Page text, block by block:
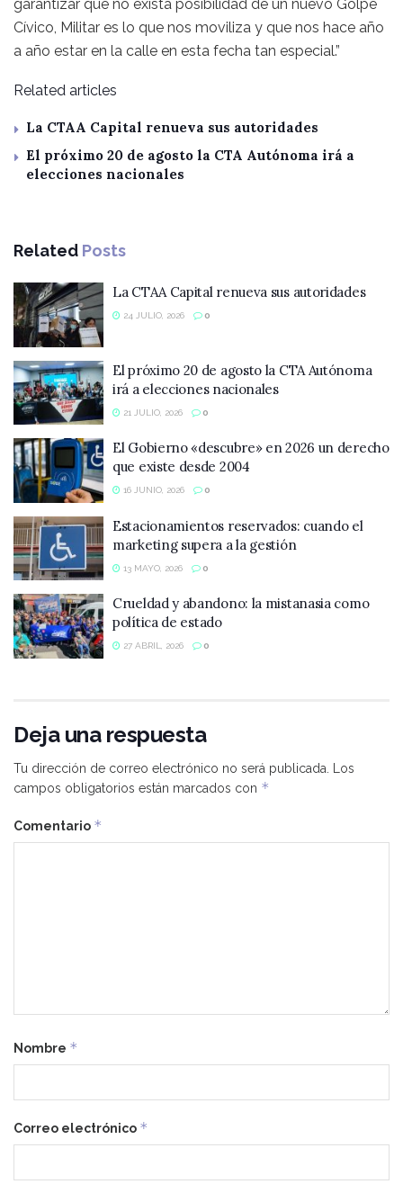
garantizar que no exista posibilidad de un nuevo Golpe
Cívico, Militar es lo que nos moviliza y que nos hace año
a año estar en la calle en esta fecha tan especial.”
Related articles
La CTAA Capital renueva sus autoridades
El próximo 20 de agosto la CTA Autónoma irá a
elecciones nacionales
Related Posts
La CTAA Capital renueva sus autoridades
24 JULIO, 2026 0
El próximo 20 de agosto la CTA Autónoma
irá a elecciones nacionales
21 JULIO, 2026 0
El Gobierno «descubre» en 2026 un derecho
que existe desde 2004
16 JUNIO, 2026 0
Estacionamientos reservados: cuando el
marketing supera a la gestión
13 MAYO, 2026 0
Crueldad y abandono: la mistanasia como
política de estado
27 ABRIL, 2026 0
Deja una respuesta
Tu dirección de correo electrónico no será publicada.
Los
campos obligatorios están marcados con *
Comentario *
Nombre *
Correo electrónico *